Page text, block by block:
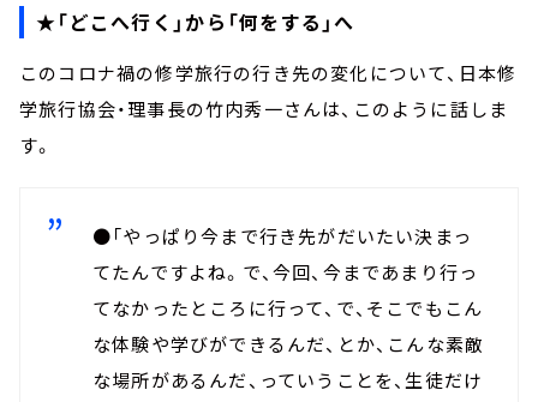
★「どこへ行く」から「何をする」へ
このコロナ禍の修学旅行の行き先の変化について、日本修
学旅行協会・理事長の竹内秀一さんは、このように話しま
す。
●「やっぱり今まで行き先がだいたい決まっ
てたんですよね。で、今回、今まであまり行っ
てなかったところに行って、で、そこでもこん
な体験や学びができるんだ、とか、こんな素敵
な場所があるんだ、っていうことを、生徒だけ